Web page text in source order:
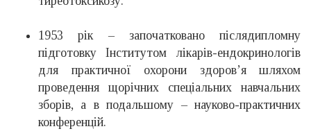
1953 рік – започатковано післядипломну
підготовку Інститутом лікарів-ендокринологів
для практичної охорони здоров’я шляхом
проведення щорічних спеціальних навчальних
зборів, а в подальшому – науково-практичних
конференцій.